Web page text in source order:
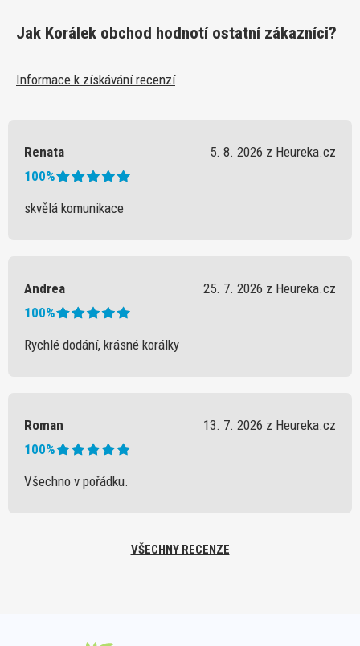
Jak Korálek obchod hodnotí ostatní zákazníci?
Informace k získávání recenzí
Renata
5. 8. 2026 z Heureka.cz
100%
skvělá komunikace
Andrea
25. 7. 2026 z Heureka.cz
100%
Rychlé dodání, krásné korálky
Roman
13. 7. 2026 z Heureka.cz
100%
Všechno v pořádku.
VŠECHNY RECENZE